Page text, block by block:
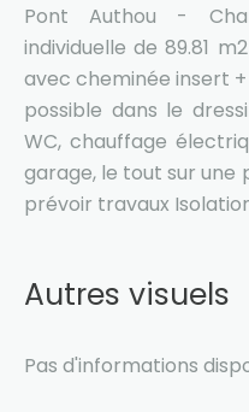
Pont Authou -
individuelle de 89.81
avec cheminée insert
possible dans le
WC, chauffage
garage, le tout sur une
prévoir travaux
Autres visuels
Pas d'informations